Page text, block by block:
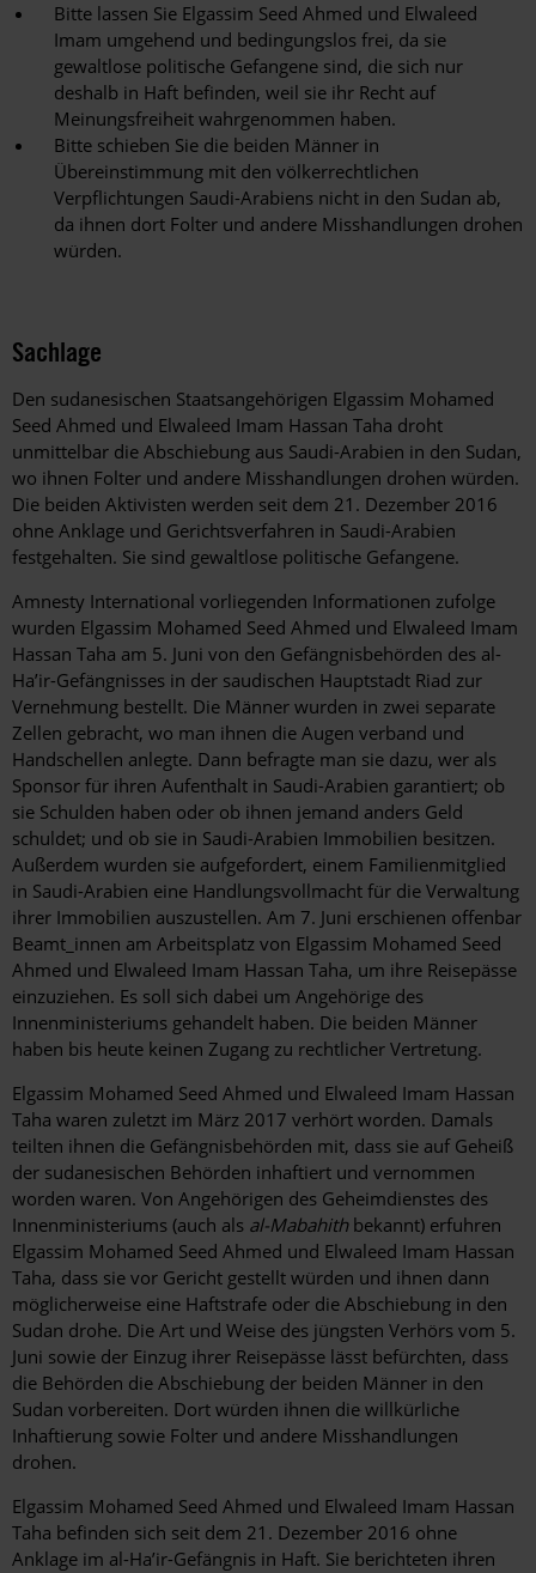
Bitte lassen Sie Elgassim Seed Ahmed und Elwaleed
Imam umgehend und bedingungslos frei, da sie
gewaltlose politische Gefangene sind, die sich nur
deshalb in Haft befinden, weil sie ihr Recht auf
Meinungsfreiheit wahrgenommen haben.
Bitte schieben Sie die beiden Männer in
Übereinstimmung mit den völkerrechtlichen
Verpflichtungen Saudi-Arabiens nicht in den Sudan ab,
da ihnen dort Folter und andere Misshandlungen drohen
würden.
Sachlage
Den sudanesischen Staatsangehörigen Elgassim Mohamed
Seed Ahmed und Elwaleed Imam Hassan Taha droht
unmittelbar die Abschiebung aus Saudi-Arabien in den Sudan,
wo ihnen Folter und andere Misshandlungen drohen würden.
Die beiden Aktivisten werden seit dem 21. Dezember 2016
ohne Anklage und Gerichtsverfahren in Saudi-Arabien
festgehalten. Sie sind gewaltlose politische Gefangene.
Amnesty International vorliegenden Informationen zufolge
wurden Elgassim Mohamed Seed Ahmed und Elwaleed Imam
Hassan Taha am 5. Juni von den Gefängnisbehörden des al-
Ha’ir-Gefängnisses in der saudischen Hauptstadt Riad zur
Vernehmung bestellt. Die Männer wurden in zwei separate
Zellen gebracht, wo man ihnen die Augen verband und
Handschellen anlegte. Dann befragte man sie dazu, wer als
Sponsor für ihren Aufenthalt in Saudi-Arabien garantiert; ob
sie Schulden haben oder ob ihnen jemand anders Geld
schuldet; und ob sie in Saudi-Arabien Immobilien besitzen.
Außerdem wurden sie aufgefordert, einem Familienmitglied
in Saudi-Arabien eine Handlungsvollmacht für die Verwaltung
ihrer Immobilien auszustellen. Am 7. Juni erschienen offenbar
Beamt_innen am Arbeitsplatz von Elgassim Mohamed Seed
Ahmed und Elwaleed Imam Hassan Taha, um ihre Reisepässe
einzuziehen. Es soll sich dabei um Angehörige des
Innenministeriums gehandelt haben. Die beiden Männer
haben bis heute keinen Zugang zu rechtlicher Vertretung.
Elgassim Mohamed Seed Ahmed und Elwaleed Imam Hassan
Taha waren zuletzt im März 2017 verhört worden. Damals
teilten ihnen die Gefängnisbehörden mit, dass sie auf Geheiß
der sudanesischen Behörden inhaftiert und vernommen
worden waren. Von Angehörigen des Geheimdienstes des
Innenministeriums (auch als al-Mabahithbekannt) erfuhren
Elgassim Mohamed Seed Ahmed und Elwaleed Imam Hassan
Taha, dass sie vor Gericht gestellt würden und ihnen dann
möglicherweise eine Haftstrafe oder die Abschiebung in den
Sudan drohe. Die Art und Weise des jüngsten Verhörs vom 5.
Juni sowie der Einzug ihrer Reisepässe lässt befürchten, dass
die Behörden die Abschiebung der beiden Männer in den
Sudan vorbereiten. Dort würden ihnen die willkürliche
Inhaftierung sowie Folter und andere Misshandlungen
drohen.
Elgassim Mohamed Seed Ahmed und Elwaleed Imam Hassan
Taha befinden sich seit dem 21. Dezember 2016 ohne
Anklage im al-Ha’ir-Gefängnis in Haft. Sie berichteten ihren